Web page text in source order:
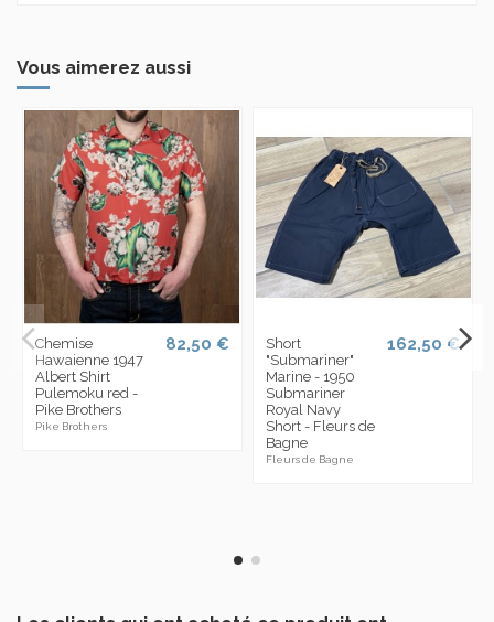
Vous aimerez aussi
Chemise
Hawaienne 1947
Albert Shirt
Pulemoku red -
Pike Brothers
Pike Brothers
82,50 €
Short
"Submariner"
Marine - 1950
Submariner
Royal Navy
Short - Fleurs de
Bagne
Fleurs de Bagne
162,50 €